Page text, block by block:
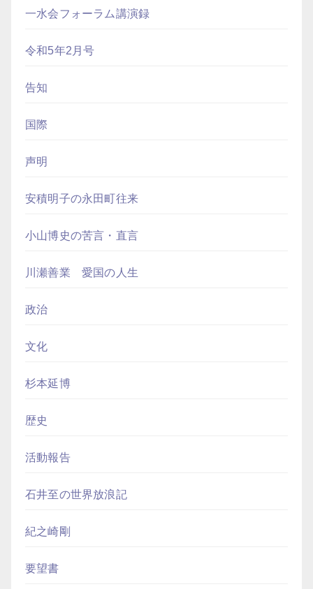
一水会フォーラム講演録
令和5年2月号
告知
国際
声明
安積明子の永田町往来
小山博史の苦言・直言
川瀬善業 愛国の人生
政治
文化
杉本延博
歴史
活動報告
石井至の世界放浪記
紀之崎剛
要望書